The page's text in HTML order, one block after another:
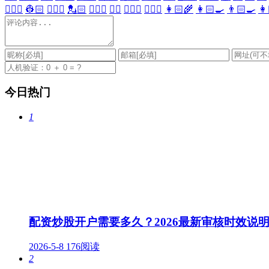
👷🏻‍♀️ 👷🏻 💂🏻‍♀️ 💂🏻 🕵🏻‍♀️ 🕵🏻 👩🏻‍⚕️ 👨🏻‍⚕️ 👩🏻‍🌾 👩🏻‍🍳 👨🏻‍🍳
今日热门
1
配资炒股开户需要多久？2026最新审核时效说明
2026-5-8 176阅读
2